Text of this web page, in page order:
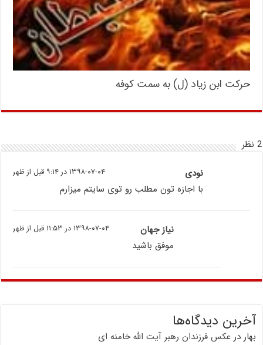
حرکت ابن زیاد (ل) به سمت کوفه
2 نظر
نودی ۱۳۹۸-۰۷-۰۴ در ۹:۱۴ قبل از ظهر
با اجازه تون مطلب رو توی سایتم میزارم
نیاز جهان ۱۳۹۸-۰۷-۰۴ در ۱۱:۵۳ قبل از ظهر
موفق باشید
آخرین دیدگاه‌ها
بهار درعکس فرزندان رهبر آیت الله خامنه ای